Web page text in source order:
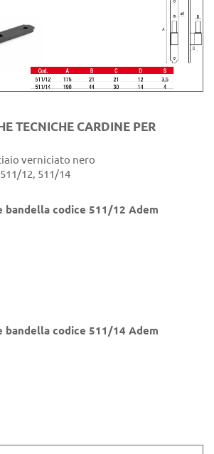
TECNICHE CARDINE PER
verniciato nero
12, 511/14
bandella codice 511/12 Adem
bandella codice 511/14 Adem